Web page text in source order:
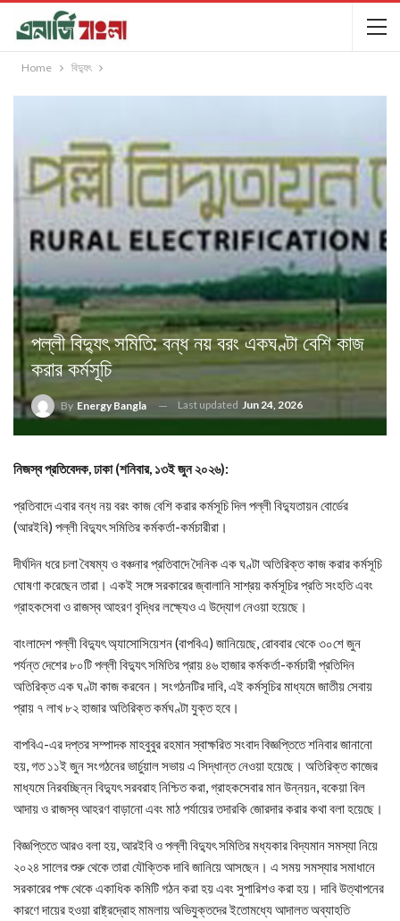
Home বিদ্যুৎ
পল্লী বিদ্যুৎ সমিতি: বন্ধ নয় বরং একঘণ্টা বেশি কাজ
করার কর্মসূচি
By Energy Bangla Last updated Jun 24, 2026
নিজস্ব প্রতিবেদক, ঢাকা (শনিবার, ১৩ই জুন ২০২৬):
প্রতিবাদে এবার বন্ধ নয় বরং কাজ বেশি করার কর্মসূচি দিল পল্লী বিদ্যুতায়ন বোর্ডের
(আরইবি) পল্লী বিদ্যুৎ সমিতির কর্মকর্তা-কর্মচারীরা।
দীর্ঘদিন ধরে চলা বৈষম্য ও বঞ্চনার প্রতিবাদে দৈনিক এক ঘণ্টা অতিরিক্ত কাজ করার কর্মসূচি
ঘোষণা করেছেন তারা। একই সঙ্গে সরকারের জ্বালানি সাশ্রয় কর্মসূচির প্রতি সংহতি এবং
গ্রাহকসেবা ও রাজস্ব আহরণ বৃদ্ধির লক্ষ্যেও এ উদ্যোগ নেওয়া হয়েছে।
বাংলাদেশ পল্লী বিদ্যুৎ অ্যাসোসিয়েশন (বাপবিএ) জানিয়েছে, রোববার থেকে ৩০শে জুন
পর্যন্ত দেশের ৮০টি পল্লী বিদ্যুৎ সমিতির প্রায় ৪৬ হাজার কর্মকর্তা-কর্মচারী প্রতিদিন
অতিরিক্ত এক ঘণ্টা কাজ করবেন। সংগঠনটির দাবি, এই কর্মসূচির মাধ্যমে জাতীয় সেবায়
প্রায় ৭ লাখ ৮২ হাজার অতিরিক্ত কর্মঘণ্টা যুক্ত হবে।
বাপবিএ-এর দপ্তর সম্পাদক মাহবুবুর রহমান স্বাক্ষরিত সংবাদ বিজ্ঞপ্তিতে শনিবার জানানো
হয়, গত ১১ই জুন সংগঠনের ভার্চুয়াল সভায় এ সিদ্ধান্ত নেওয়া হয়েছে। অতিরিক্ত কাজের
মাধ্যমে নিরবচ্ছিন্ন বিদ্যুৎ সরবরাহ নিশ্চিত করা, গ্রাহকসেবার মান উন্নয়ন, বকেয়া বিল
আদায় ও রাজস্ব আহরণ বাড়ানো এবং মাঠ পর্যায়ের তদারকি জোরদার করার কথা বলা হয়েছে।
বিজ্ঞপ্তিতে আরও বলা হয়, আরইবি ও পল্লী বিদ্যুৎ সমিতির মধ্যকার বিদ্যমান সমস্যা নিয়ে
২০২৪ সালের শুরু থেকে তারা যৌক্তিক দাবি জানিয়ে আসছেন। এ সময় সমস্যার সমাধানে
সরকারের পক্ষ থেকে একাধিক কমিটি গঠন করা হয় এবং সুপারিশও করা হয়। দাবি উত্থাপনের
কারণে দায়ের হওয়া রাষ্ট্রদ্রোহ মামলায় অভিযুক্তদের ইতোমধ্যে আদালত অব্যাহতি